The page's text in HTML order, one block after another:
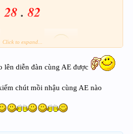
28 . 82
Chắc là có !!!
anh em XSTT BiG WIN to all !!
Click to expand...
lên diễn đàn cùng AE được
chút mồi nhậu cùng AE nào